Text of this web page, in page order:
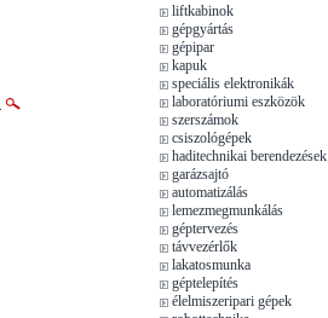
liftkabinok
gépgyártás
gépipar
kapuk
speciális elektronikák
laboratóriumi eszközök
szerszámok
csiszológépek
haditechnikai berendezések
garázsajtó
automatizálás
lemezmegmunkálás
géptervezés
távvezérlők
lakatosmunka
géptelepítés
élelmiszeripari gépek